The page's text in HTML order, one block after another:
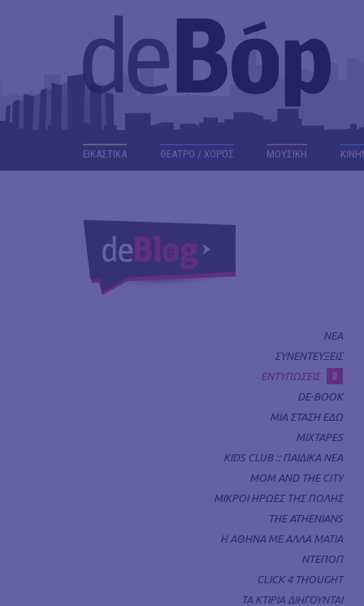
ΕΙΚΑΣΤΙΚΑ ΘΕΑΤΡΟ / ΧΟΡΟΣ ΜΟΥΣΙΚΗ
ΝΕΑ
ΣΥΝΕΝΤΕΥΞΕΙΣ
ΕΝΤΥΠΩΣΕΙΣ
#
DE-BOOK
ΜΙΑ ΣΤΑΣΗ ΕΔΩ
MIXTAPES
KIDS CLUB :: ΠΑΙΔΙΚΑ ΝΕΑ
MOM AND THE CITY
ΜΙΚΡΟΙ ΗΡΩΕΣ ΤΗΣ ΠΟΛΗΣ
THE ATHENIANS
Η ΑΘΗΝΑ ΜΕ ΑΛΛΑ ΜΑΤΙΑ
ΝΤΕΠΟΠ
CLICK 4 THOUGHT
ΤΑ ΚΤΙΡΙΑ ΔΙΗΓΟΥΝΤΑΙ